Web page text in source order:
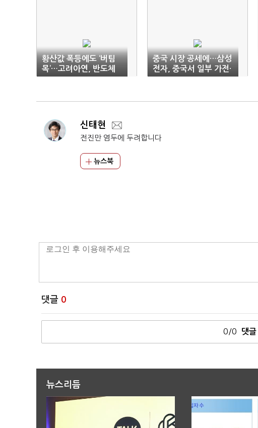
황산값 폭등에도 ‘버팀
목’…고려아연, 반도체
수급 책임진다
중국 시장 공세에…삼성
전자, 중국서 일부 가전·
TV 사업 철수
신태현
전진만 염두에 두려합니다
뉴스북
댓글 0
0/0 댓글
뉴스리듬